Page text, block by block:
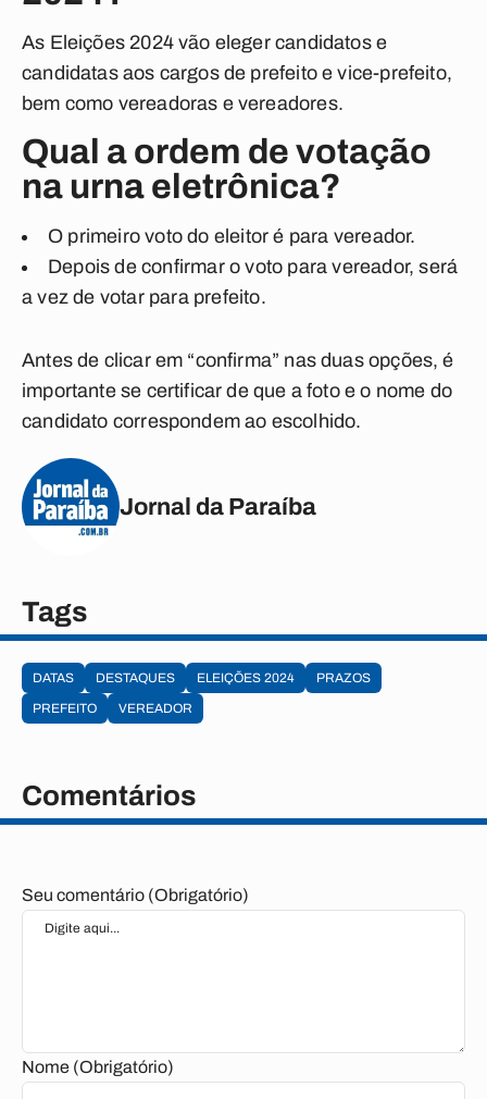
As Eleições 2024 vão eleger candidatos e
candidatas aos cargos de prefeito e vice-prefeito,
bem como vereadoras e vereadores.
Qual a ordem de votação
na urna eletrônica?
O primeiro voto do eleitor é para vereador.
Depois de confirmar o voto para vereador, será
a vez de votar para prefeito.
Antes de clicar em “confirma” nas duas opções, é
importante se certificar de que a foto e o nome do
candidato correspondem ao escolhido.
Jornal da Paraíba
Tags
DATAS DESTAQUES ELEIÇÕES 2024
PRAZOS
PREFEITO
VEREADOR
Comentários
Seu comentário (Obrigatório)
Nome (Obrigatório)